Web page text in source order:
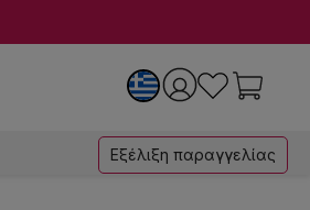
Εξέλιξη παραγγελίας